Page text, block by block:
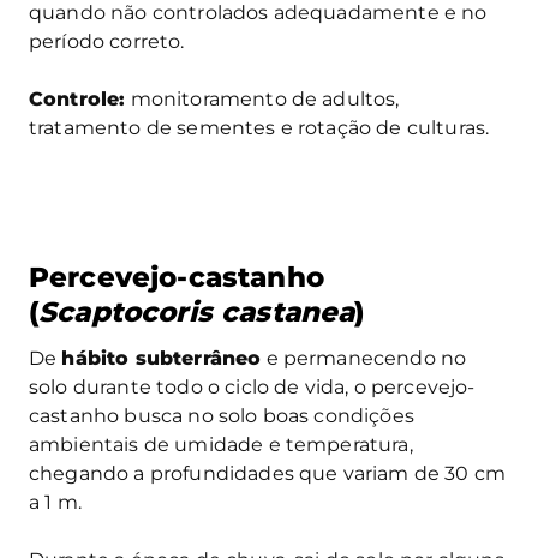
quando não controlados adequadamente e no
período correto.
Controle: monitoramento de adultos,
tratamento de sementes e rotação de culturas.
Percevejo-castanho
(Scaptocoris castanea)
De hábito subterrâneo e permanecendo no
solo durante todo o ciclo de vida, o percevejo-
castanho busca no solo boas condições
ambientais de umidade e temperatura,
chegando a profundidades que variam de 30 cm
a 1 m.